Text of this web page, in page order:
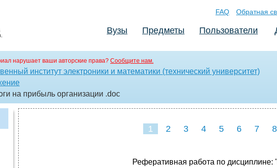
FAQ Обратная
Вузы Предметы Пользователи
нарушает ваши авторские права? Сообщите нам.
институт электроники и математики (технический университет)
на прибыль организации .doc
1 2 3 4 5 6 7 8
Реферативная работа по дисциплине: